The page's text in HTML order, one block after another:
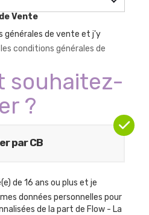
Vente
générales de vente et j'y
les conditions générales de
souhaitez-
?
par CB
de 16 ans ou plus et je
données personnelles pour
de la part de Flow - La